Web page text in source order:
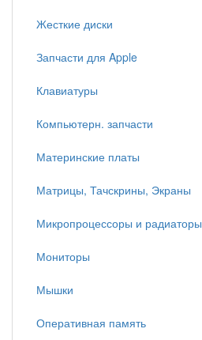
Жесткие диски
Запчасти для Apple
Клавиатуры
Компьютерн. запчасти
Материнские платы
Матрицы, Тачскрины, Экраны
Микропроцессоры и радиаторы
Мониторы
Мышки
Оперативная память